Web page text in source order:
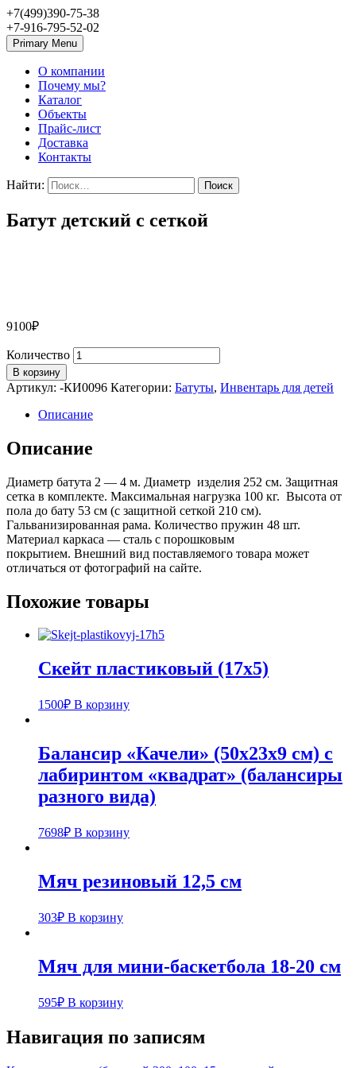
+7(499)390-75-38
+7-916-795-52-02
Primary Menu
О компании
Почему мы?
Каталог
Объекты
Прайс-лист
Доставка
Контакты
Найти:
Батут детский с сеткой
9100₽
Количество
В корзину
Артикул: -КИ0096 Категории: Батуты, Инвентарь для детей
Описание
Описание
Диаметр батута 2 — 4 м. Диаметр изделия 252 см. Защитная
сетка в комплекте. Максимальная нагрузка 100 кг. Высота от
пола до бату 53 см (с защитной сеткой 210 см).
Гальванизированная рама. Количество пружин 48 шт.
Материал каркаса — сталь с порошковым
покрытием. Внешний вид поставляемого товара может
отличаться от фотографий на сайте.
Похожие товары
Скейт пластиковый (17х5)
1500₽ В корзину
Балансир «Качели» (50х23х9 см) с
лабиринтом «квадрат» (балансиры
разного вида)
7698₽ В корзину
Мяч резиновый 12,5 см
303₽ В корзину
Мяч для мини-баскетбола 18-20 см
595₽ В корзину
Навигация по записям